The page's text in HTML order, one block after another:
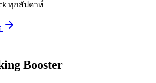
ทุกสัปดาห์
Booster